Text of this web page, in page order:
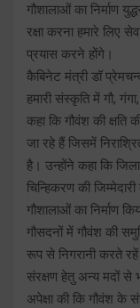
गौशालाओं का निर्माण
रक्षा करना हमारे लिए
प्रयास करने होंगे।
कैबिनेट मंत्री डॉ
हमारी संस्कृति में गौ,
कहा कि गौवंश की
जा रहे हैं जिसमें
है। उन्होंने कहा कि
चिन्हिकरण की
गौशालाओं का निर्माण
गौसदनों में गौवंश की
रूप से निगरानी करते
संरक्षण हेतु अन्य मदों से
अपेक्षा की कि गौवंश के